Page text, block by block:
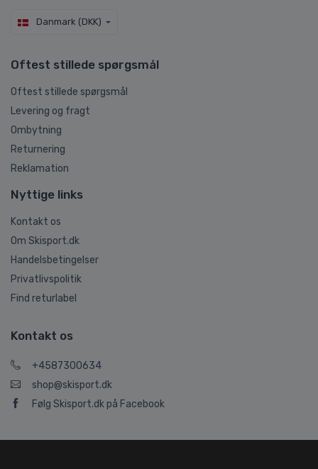
Danmark (DKK)
Oftest stillede spørgsmål
Oftest stillede spørgsmål
Levering og fragt
Ombytning
Returnering
Reklamation
Nyttige links
Kontakt os
Om Skisport.dk
Handelsbetingelser
Privatlivspolitik
Find returlabel
Kontakt os
+4587300634
shop@skisport.dk
Følg Skisport.dk på Facebook